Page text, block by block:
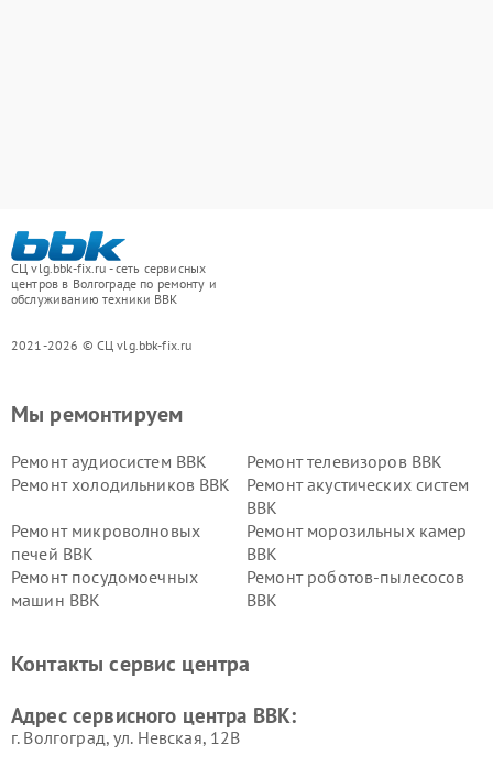
СЦ vlg.bbk-fix.ru - сеть сервисных
центров в Волгограде по ремонту и
обслуживанию техники BBK
2021-2026 © СЦ vlg.bbk-fix.ru
Мы ремонтируем
Ремонт аудиосистем BBK
Ремонт телевизоров BBK
Ремонт холодильников BBK
Ремонт акустических систем
BBK
Ремонт микроволновых
печей BBK
Ремонт морозильных камер
BBK
Ремонт посудомоечных
машин BBK
Ремонт роботов-пылесосов
BBK
Ремонт винных шкафов BBK
Контакты сервис центра
Адрес сервисного центра BBK:
г. Волгоград, ул. Невская, 12В